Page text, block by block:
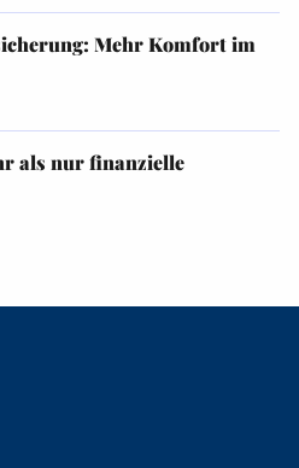
Mehr Komfort im
als nur finanzielle